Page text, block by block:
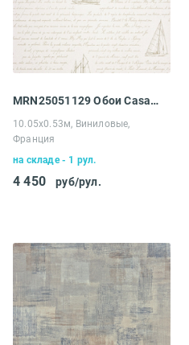
MRN25051129 Обои Casadeco Marina
10.05х0.53м, Виниловые,
Франция
на складе - 1 рул.
4 450 руб/рул.